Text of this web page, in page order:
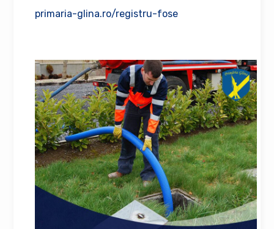
primaria-glina.ro/registru-fose